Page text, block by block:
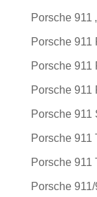
Porsche 911
Porsche 911
Porsche 911
Porsche 911
Porsche 911
Porsche 911
Porsche 911
Porsche